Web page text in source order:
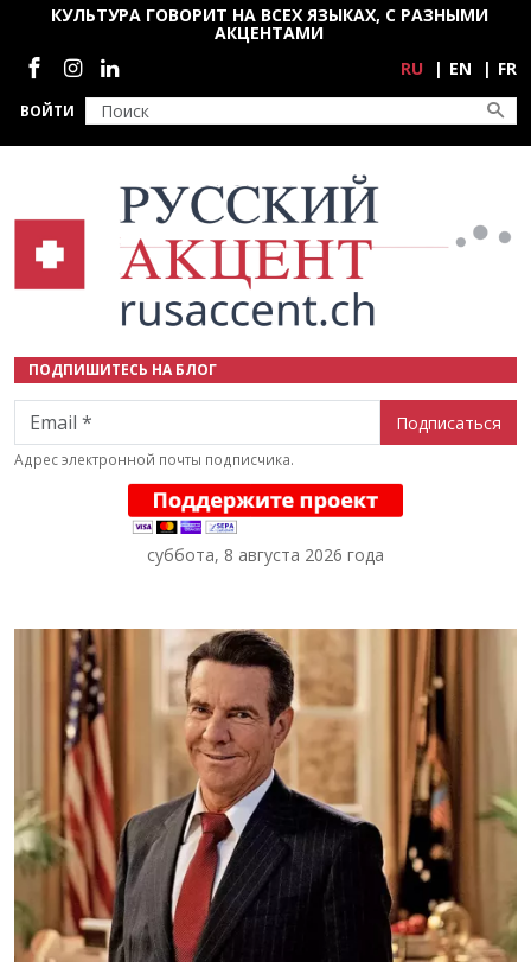
Перейти к основному содержанию
ВОЙТИ
КУЛЬТУРА ГОВОРИТ НА ВСЕХ ЯЗЫКАХ, С РАЗНЫМИ
АКЦЕНТАМИ
Социальные сети
RU EN FR
ПОДПИШИТЕСЬ НА БЛОГ
Email
Адрес электронной почты подписчика.
суббота, 8 августа 2026 года